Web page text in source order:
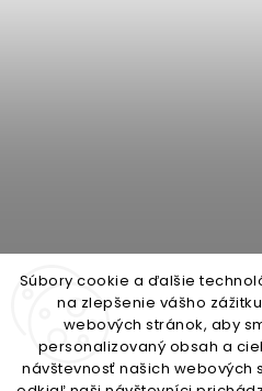
Súbory cookie a ďalšie
na zlepšenie vášho
webových stránok, aby
personalizovaný obsah a
návštevnosť našich webových
open-gate.cz